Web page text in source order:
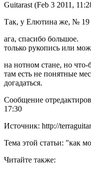
Guitarast (Feb 3 2011,
Так, у Елютина же, № 19
ага, спасибо большое.
только рукопись или
на нотном стане, но
там есть не понятные
догадаться.
Сообщение
17:30
Источник: http://
Тема этой статьи: "как
Читайте также: